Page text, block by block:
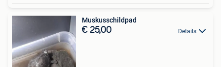
Muskusschildpad
€ 25,00 Details